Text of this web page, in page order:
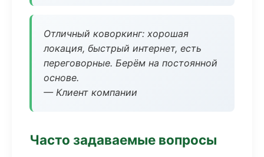
Отличный коворкинг: хорошая
локация, быстрый интернет, есть
переговорные. Берём на постоянной
основе.
— Клиент компании
Часто задаваемые вопросы